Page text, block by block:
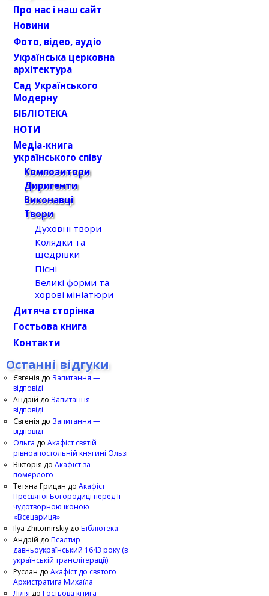
Про нас і наш сайт
Новини
Фото, відео, аудіо
Українська церковна
архітектура
Сад Українського
Модерну
БІБЛІОТЕКА
НОТИ
Медіа-книга
українського співу
Композитори
Диригенти
Виконавці
Твори
Духовні твори
Колядки та
щедрівки
Пісні
Великі форми та
хорові мініатюри
Дитяча сторінка
Гостьова книга
Контакти
Останні відгуки
Євгенія до Запитання —
відповіді
Андрій до Запитання —
відповіді
Євгенія до Запитання —
відповіді
Ольга до Акафіст святій
рівноапостольній княгині Ользі
Вікторія до Акафіст за
померлого
Тетяна Грицан до Акафіст
Пресвятої Богородиці перед Її
чудотворною іконою
«Всецариця»
Ilya Zhitomirskiy до Бібліотека
Андрій до Псалтир
давньоукраїнський 1643 року (в
українській транслітерації)
Руслан до Акафіст до святого
Архистратига Михаїла
Лілія до Гостьова книга